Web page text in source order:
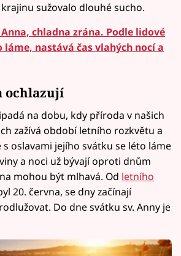
sužovalo dlouhé sucho.
chladna zrána. Podle lidové
nastává čas vlahých nocí a
ochlazují
na dobu, kdy příroda v našich
zažívá období letního rozkvětu a
s oslavami jejího svátku se léto láme
a noci už bývají oproti dnům
mohou být mlhavá. Od letního
20. června, se dny začínají
Do dne svátku sv. Anny je